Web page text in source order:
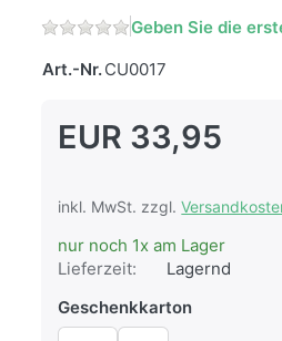
Geben Sie die
Art.-Nr.CU0017
EUR 33,95
inkl. MwSt. zzgl.
nur noch 1x am Lager
Lieferzeit:
Lagernd
Geschenkkarton